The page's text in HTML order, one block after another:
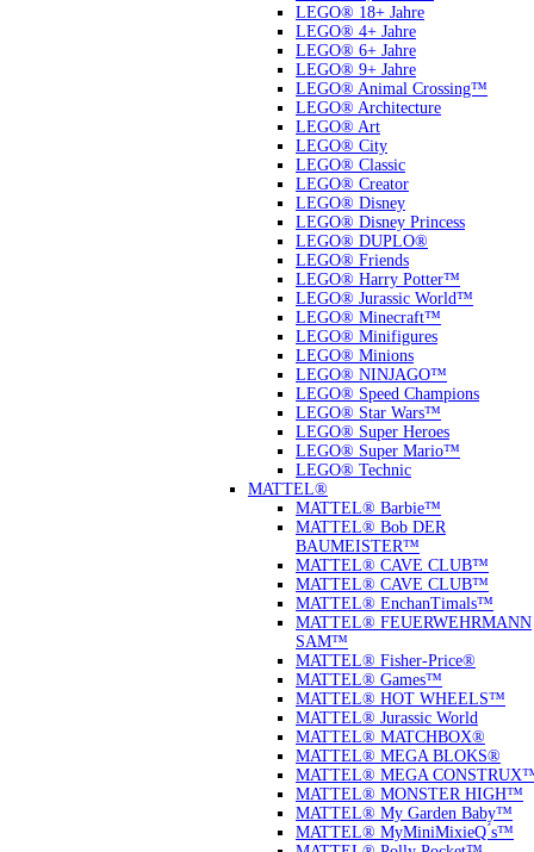
LEGO® 18+ Jahre
LEGO® 4+ Jahre
LEGO® 6+ Jahre
LEGO® 9+ Jahre
LEGO® Animal Crossing™
LEGO® Architecture
LEGO® Art
LEGO® City
LEGO® Classic
LEGO® Creator
LEGO® Disney
LEGO® Disney Princess
LEGO® DUPLO®
LEGO® Friends
LEGO® Harry Potter™
LEGO® Jurassic World™
LEGO® Minecraft™
LEGO® Minifigures
LEGO® Minions
LEGO® NINJAGO™
LEGO® Speed Champions
LEGO® Star Wars™
LEGO® Super Heroes
LEGO® Super Mario™
LEGO® Technic
MATTEL®
MATTEL® Barbie™
MATTEL® Bob DER
BAUMEISTER™
MATTEL® CAVE CLUB™
MATTEL® CAVE CLUB™
MATTEL® EnchanTimals™
MATTEL® FEUERWEHRMANN
SAM™
MATTEL® Fisher-Price®
MATTEL® Games™
MATTEL® HOT WHEELS™
MATTEL® Jurassic World
MATTEL® MATCHBOX®
MATTEL® MEGA BLOKS®
MATTEL® MEGA
MATTEL® MONSTER HIGH™
MATTEL® My Garden Baby™
MATTEL® MyMiniMixieQ ́s™